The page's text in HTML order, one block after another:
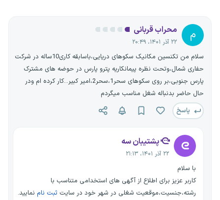
و... را به راحتی انتخاب کرده و برای موقعیت شغلی خود رزومه ارسال
کنید.
م محراب قربانی
۲۲ آذر ۱۴۰۱، ۲۰:۴۹
سلام من تکنسین مکانیک سکوهای دریایی،باسابقه کاری10ساله در شرکت
حفاری شمال،وتحت نظره پیمانکاریه پترو پارس در حوضه های مشترک
پارس جنوبی،بر روی سکوهای سحر1،سحر2،امیر کبیر...کار کرده ام ودر
حال حاضر بدنباله شغل مناسب میگردم
پاسخ
پشتیبان سه
۲۲ آذر ۱۴۰۱، ۲۱:۱۳
با سلام
کاربر عزیز برای اطلاع از آگهی های استخدامی متناسب با
رشته،جنسیت،موقعیت شغلی در شهر خود در سایت ثبت نام نمایید.